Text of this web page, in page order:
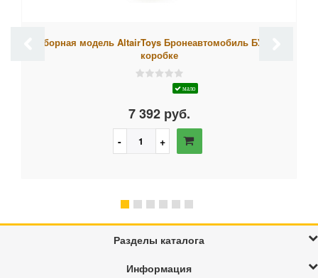
Cборная модель AltairToys Бронеавтомобиль БУР, в
коробке
мало
7 392 руб.
Разделы каталога
Информация